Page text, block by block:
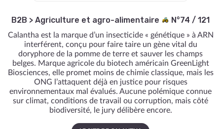
B2B > Agriculture et agro-alimentaire N°74 / 121
Calantha est la marque d’un insecticide « génétique » à ARN
interférent, conçu pour faire taire un gène vital du
doryphore de la pomme de terre et sauver les champs
belges. Marque agricole du biotech américain GreenLight
Biosciences, elle promet moins de chimie classique, mais les
ONG l’attaquent déjà en justice pour risques
environnementaux mal évalués. Aucune polémique connue
sur climat, conditions de travail ou corruption, mais côté
biodiversité, le jury délibère encore.